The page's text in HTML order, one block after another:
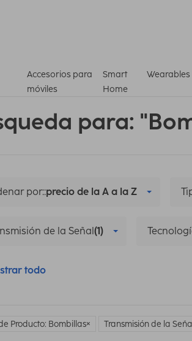
Accesorios para
móviles
Smart
Home
Wearables
para:
por::precio de la A a la Z
de la Señal(1)
todo
Producto: Bombillas Transmisión de la